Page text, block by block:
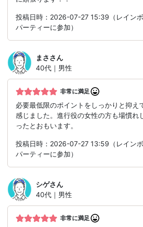
投稿日時：2026-07-27 15:39（レイン
パーティーに参加）
まささん
40代｜男性
非常に満足
必要最低限のポイントをしっかりと抑え
感じました。進行役の女性の方も場慣れ
ったとおもいます。
投稿日時：2026-07-27 13:59（レイン
パーティーに参加）
シゲさん
40代｜男性
非常に満足